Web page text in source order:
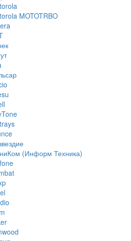
MOTOTRBO
(Информ Техника)